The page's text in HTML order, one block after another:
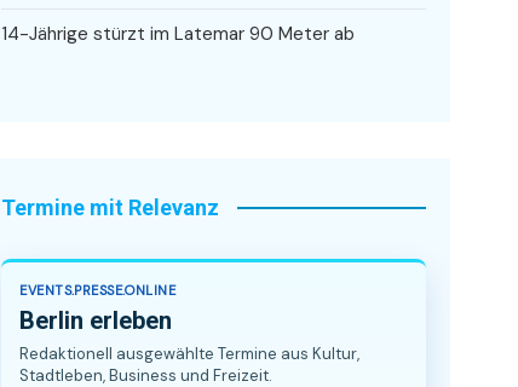
14-Jährige stürzt im Latemar 90 Meter ab
Termine mit Relevanz
EVENTS.PRESSE.ONLINE
Berlin erleben
Redaktionell ausgewählte Termine aus Kultur,
Stadtleben, Business und Freizeit.